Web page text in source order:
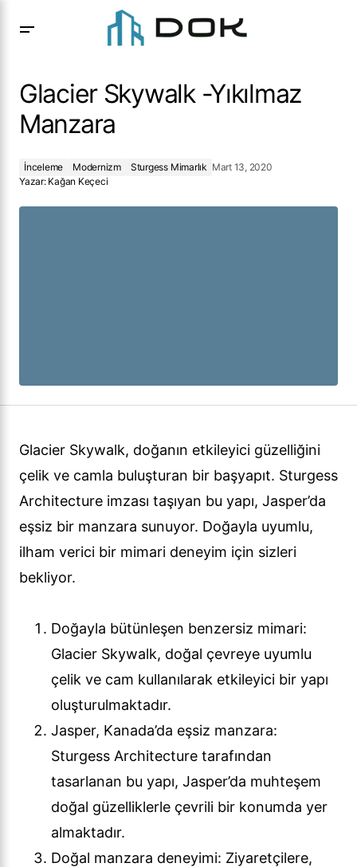
Glacier Skywalk -Yıkılmaz
Manzara
İnceleme Modernizm Sturgess Mimarlık Mart 13, 2020
Yazar: Kağan Keçeci
Glacier Skywalk, doğanın etkileyici güzelliğini
çelik ve camla buluşturan bir başyapıt. Sturgess
Architecture imzası taşıyan bu yapı, Jasper’da
eşsiz bir manzara sunuyor. Doğayla uyumlu,
ilham verici bir mimari deneyim için sizleri
bekliyor.
Doğayla bütünleşen benzersiz mimari:
Glacier Skywalk, doğal çevreye uyumlu
çelik ve cam kullanılarak etkileyici bir yapı
oluşturulmaktadır.
Jasper, Kanada’da eşsiz manzara:
Sturgess Architecture tarafından
tasarlanan bu yapı, Jasper’da muhteşem
doğal güzelliklerle çevrili bir konumda yer
almaktadır.
Doğal manzara deneyimi: Ziyaretçilere,